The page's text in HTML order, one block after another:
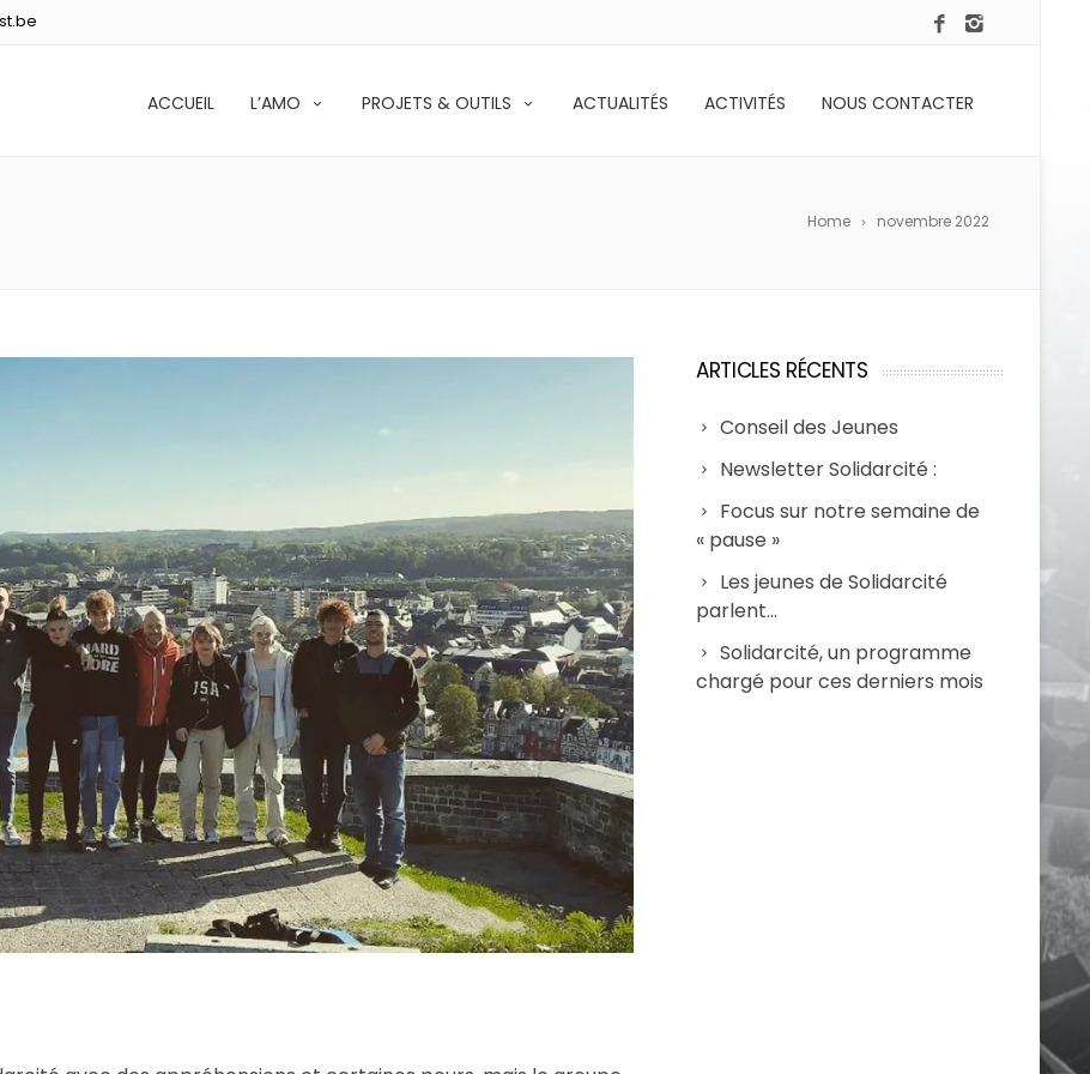
ACCUEIL L’AMO PROJETS & OUTILS ACTUALITÉS ACTIVITÉS NOUS CONTACTER
Home novembre 2022
ARTICLES RÉCENTS
Conseil des Jeunes
Newsletter Solidarcité :
Focus sur notre semaine de
« pause »
Les jeunes de Solidarcité
parlent…
Solidarcité, un programme
chargé pour ces derniers mois